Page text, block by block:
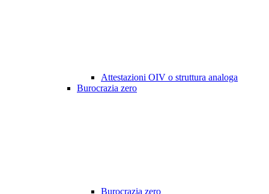
Attestazioni OIV o struttura analoga
Burocrazia zero
Burocrazia zero